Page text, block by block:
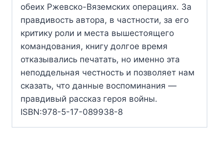
обеих Ржевско-Вяземских операциях. За
правдивость автора, в частности, за его
критику роли и места вышестоящего
командования, книгу долгое время
отказывались печатать, но именно эта
неподдельная честность и позволяет нам
сказать, что данные воспоминания —
правдивый рассказ героя войны.
ISBN:978-5-17-089938-8